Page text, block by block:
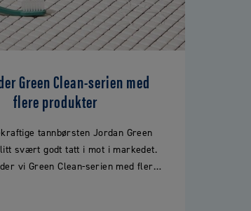
Green Clean-serien med
flere produkter
tannbørsten Jordan Green
svært godt tatt i mot i markedet.
vi Green Clean-serien med flere